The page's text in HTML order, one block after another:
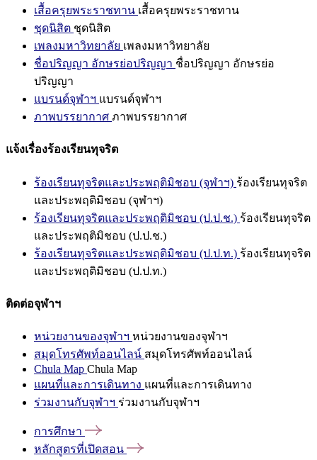
เสื้อครุยพระราชทาน เสื้อครุยพระราชทาน
ชุดนิสิต ชุดนิสิต
เพลงมหาวิทยาลัย เพลงมหาวิทยาลัย
ชื่อปริญญา อักษรย่อปริญญา ชื่อปริญญา อักษรย่อ
ปริญญา
แบรนด์จุฬาฯ แบรนด์จุฬาฯ
ภาพบรรยากาศ ภาพบรรยากาศ
แจ้งเรื่องร้องเรียนทุจริต
ร้องเรียนทุจริตและประพฤติมิชอบ (จุฬาฯ) ร้องเรียนทุจริต
และประพฤติมิชอบ (จุฬาฯ)
ร้องเรียนทุจริตและประพฤติมิชอบ (ป.ป.ช.) ร้องเรียนทุจริต
และประพฤติมิชอบ (ป.ป.ช.)
ร้องเรียนทุจริตและประพฤติมิชอบ (ป.ป.ท.) ร้องเรียนทุจริต
และประพฤติมิชอบ (ป.ป.ท.)
ติดต่อจุฬาฯ
หน่วยงานของจุฬาฯ หน่วยงานของจุฬาฯ
สมุดโทรศัพท์ออนไลน์ สมุดโทรศัพท์ออนไลน์
Chula Map Chula Map
แผนที่และการเดินทาง แผนที่และการเดินทาง
ร่วมงานกับจุฬาฯ ร่วมงานกับจุฬาฯ
การศึกษา
หลักสูตรที่เปิดสอน